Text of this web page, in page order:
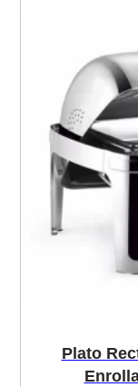
Plato